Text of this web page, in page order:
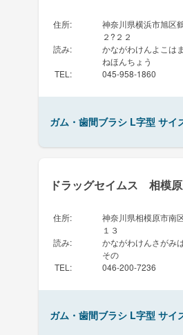
住所:
神奈川県横浜市旭区
２?２２
読み:
かながわけんよこは
ねほんちょう
TEL : 045-958-1860
ガム・歯間ブラシ L字型 サイ
ドラッグセイムス 相模
住所:
神奈川県相模原市南
１３
読み:
かながわけんさがみ
その
TEL : 046-200-7236
ガム・歯間ブラシ L字型 サイ